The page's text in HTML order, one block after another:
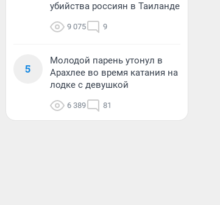
убийства россиян в Таиланде
9 075 9
5
Молодой парень утонул в
Арахлее во время катания на
лодке с девушкой
6 389 81